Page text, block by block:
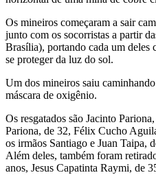
Os mineiros começaram a sair
junto com os socorristas a partir
Brasília), portando cada um deles
se proteger da luz do sol.
Um dos mineiros saiu
máscara de oxigênio.
Os resgatados são Jacinto
Pariona, de 32, Félix Cucho
os irmãos Santiago e Juan Taipa,
Além deles, também foram
anos, Jesus Capatinta Raymi, de